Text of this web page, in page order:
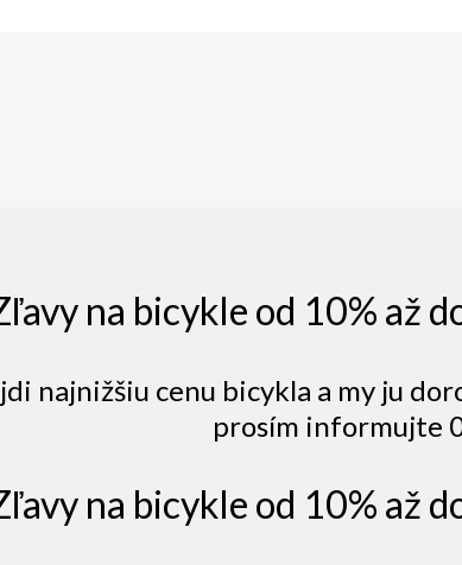
na bicykle od 10% až
najnižšiu cenu bicykla a my ju
prosím informujte
na bicykle od 10% až